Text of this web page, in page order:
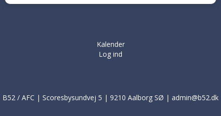
Kalender
Log ind
B52 / AFC | Scoresbysundvej 5 | 9210 Aalborg SØ | admin@b52.dk